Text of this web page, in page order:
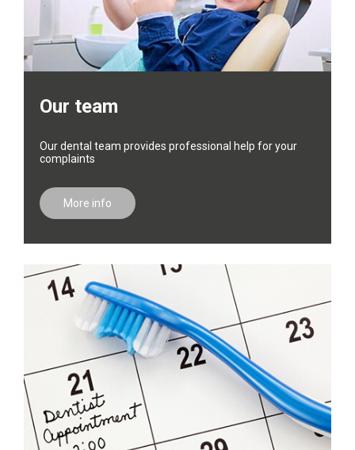
Our team
Our dental team provides professional help for your
complaints
More info